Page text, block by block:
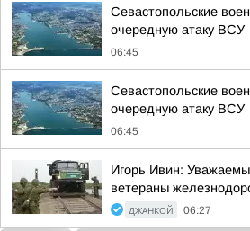
Севастопольские
очередную атаку ВСУ
06:45
Севастопольские
очередную атаку ВСУ
06:45
Игорь Ивин:
ветераны
ДЖАНКОЙ 06:27